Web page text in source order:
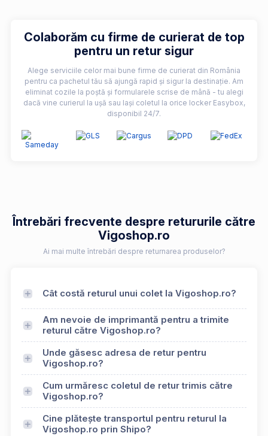
Colaborăm cu firme de curierat de top
pentru un retur sigur
Alege serviciile celor mai bune firme de curierat din România
pentru ca pachetul tău să ajungă rapid și sigur la destinație. Am
eliminat cozile la poștă și formularele scrise de mână - tu alegi
dacă vine curierul la ușă sau lași coletul la orice locker Easybox,
disponibil 24/7.
Întrebări frecvente despre retururile către
Vigoshop.ro
Ai mai multe întrebări despre returnarea produselor?
Cât costă returul unui colet la Vigoshop.ro?
Am nevoie de imprimantă pentru a trimite
returul către Vigoshop.ro?
Unde găsesc adresa de retur pentru
Vigoshop.ro?
Cum urmăresc coletul de retur trimis către
Vigoshop.ro?
Cine plătește transportul pentru returul la
Vigoshop.ro prin Shipo?